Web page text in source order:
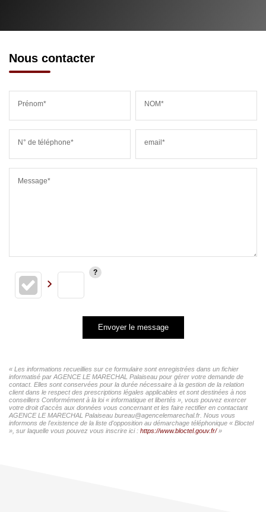
Nous contacter
Prénom* NOM*
N° de téléphone* email*
Message*
Envoyer le message
« Les informations recueillies sur ce formulaire sont enregistrées dans un fichier
informatisé par AGENCE LE MARECHAL Palaiseau pour gérer votre demande de
contact. Elles sont conservées pour la durée nécessaire à la gestion de la relation
client dans le respect des prescriptions légales applicables et sont destinées à nos
conseillers Conformément à la loi « informatique et libertés », vous pouvez exercer
votre droit d'accès aux données vous concernant et les faire rectifier en contactant
AGENCE LE MARECHAL Palaiseau bureau@agencelemarechal.fr. Nous vous
informons de l'existence de la liste d'opposition au démarchage téléphonique « Bloctel
», sur laquelle vous pouvez vous inscrire ici : https://www.bloctel.gouv.fr/»